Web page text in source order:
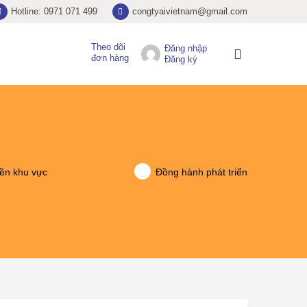
Hotline: 0971 071 499 congtyaivietnam@gmail.com
Theo dõi
đơn hàng
Đăng nhập
Đăng ký
khu vực Đồng hành phát triển